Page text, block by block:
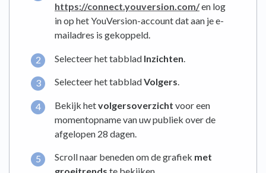
https://connect.youversion.com/en log
in op het YouVersion-account dat aan je e-
mailadres is gekoppeld.
Selecteer het tabblad Inzichten
Selecteer het tabbladVolgers.
Bekijk hetvolgersoverzicht voor een
momentopname van uw publiek over de
afgelopen 28 dagen.
Scroll naar beneden om de grafiek met